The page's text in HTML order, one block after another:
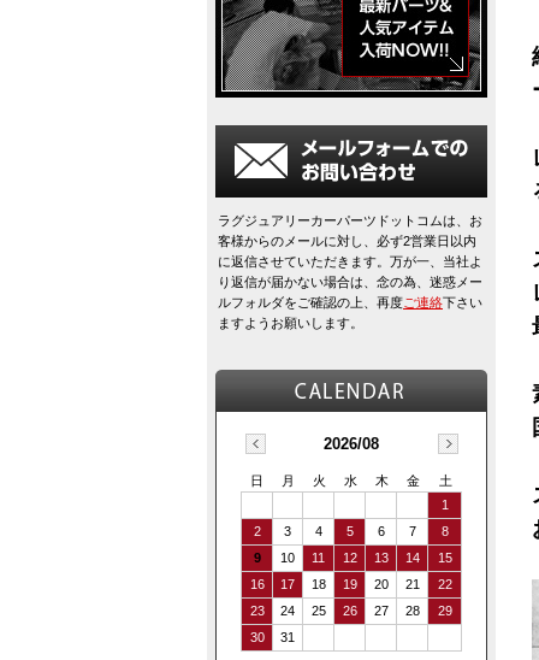
ラグジュアリーカーパーツドットコムは、お
客様からのメールに対し、必ず2営業日以内
に返信させていただきます。万が一、当社よ
り返信が届かない場合は、念の為、迷惑メー
ルフォルダをご確認の上、再度ご連絡下さい
ますようお願いします。
2026/08
日 月 火 水 木 金
土
1
2
3 4 5 6 7
8
9
10 11 12 13 14
15
16
17 18 19 20 21
22
23
24 25 26 27 28
29
30
31